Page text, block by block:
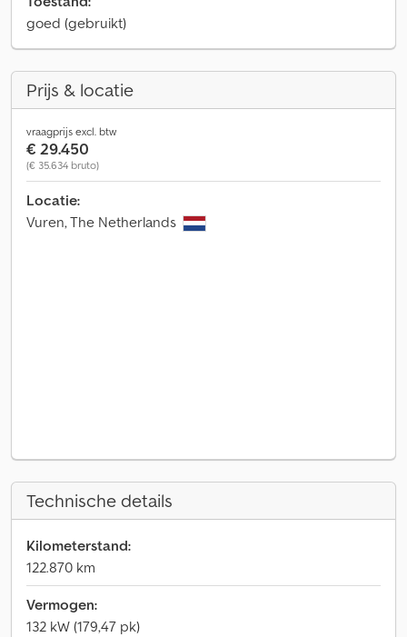
goed (gebruikt)
Prijs & locatie
vraagprijs excl. btw
€ 29.450
(€ 35.634 bruto)
Locatie:
Vuren, The Netherlands
Technische details
Kilometerstand:
122.870 km
Vermogen:
132 kW (179,47 pk)